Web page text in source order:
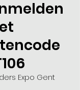
Expo Gent